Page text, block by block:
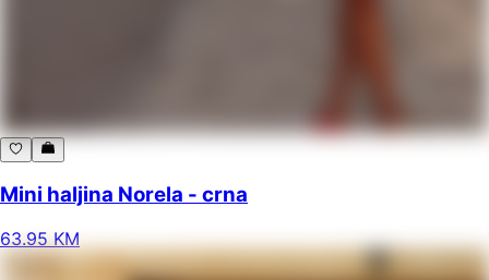
Mini haljina Norela - crna
63.95 KM